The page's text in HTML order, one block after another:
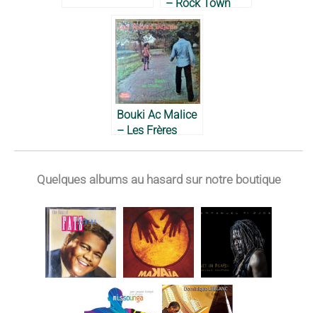
– Rock Town
Express, 1974
Bouki Ac Malice
– Les Frères
Quelques albums au hasard sur notre boutique